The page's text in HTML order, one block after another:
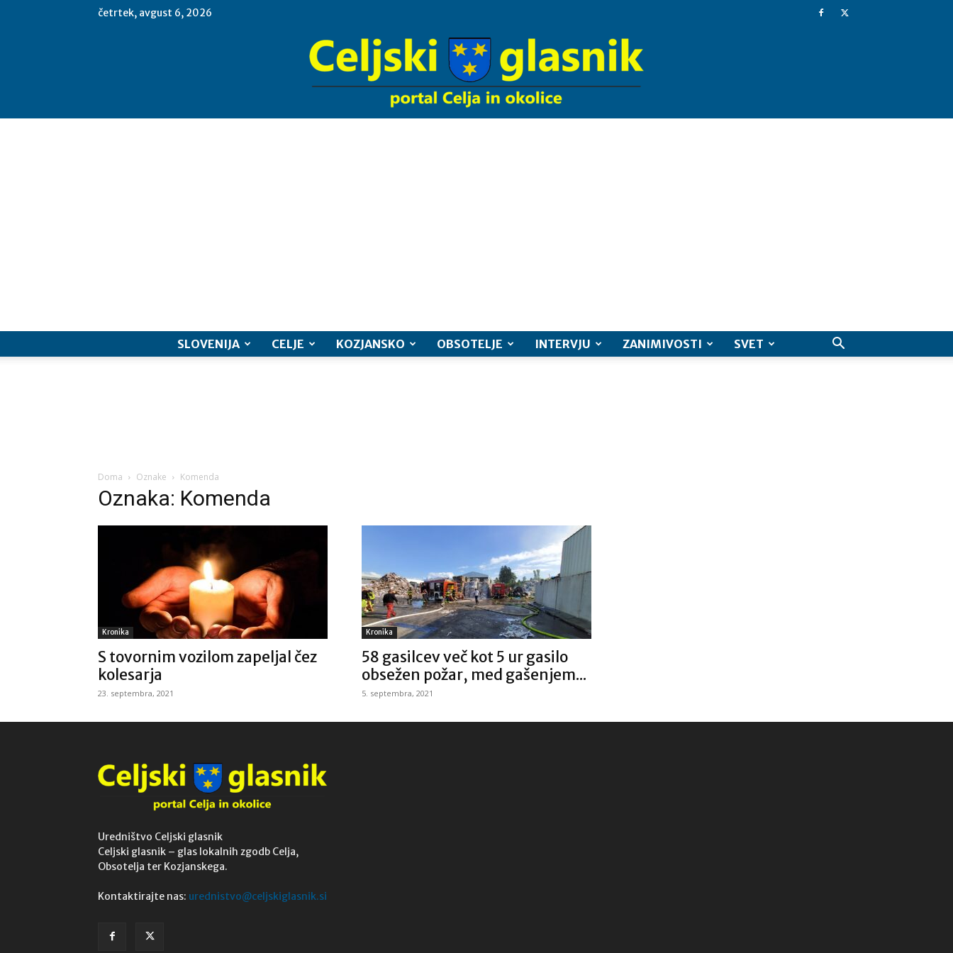
četrtek, avgust 6, 2026
SLOVENIJA CELJE KOZJANSKO OBSOTELJE INTERVJU ZANIMIVOSTI SVET
Doma Oznake Komenda
Oznaka: Komenda
Kronika
S tovornim vozilom zapeljal čez
kolesarja
23. septembra, 2021
Kronika
58 gasilcev več kot 5 ur gasilo
obsežen požar, med gašenjem...
5. septembra, 2021
Uredništvo Celjski glasnik
Celjski glasnik – glas lokalnih zgodb Celja,
Obsotelja ter Kozjanskega.
Kontaktirajte nas: urednistvo@celjskiglasnik.si